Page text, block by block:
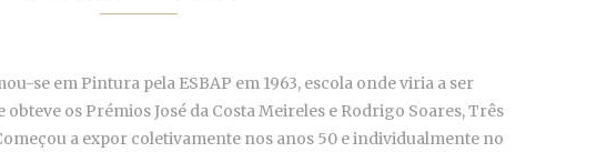
se em Pintura pela ESBAP em 1963, escola onde viria a ser
os Prémios José da Costa Meireles e Rodrigo Soares, Três
a expor coletivamente nos anos 50 e individualmente no